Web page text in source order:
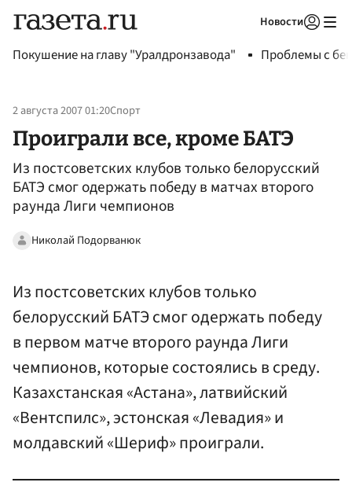
Новости
Покушение на главу "Уралдронзавода" Проблемы с
2 августа 2007 01:20Спорт
Проиграли все, кроме БАТЭ
Из постсоветских клубов только белорусский
БАТЭ смог одержать победу в матчах второго
раунда Лиги чемпионов
Николай Подорванюк
Из постсоветских клубов только
белорусский БАТЭ смог одержать победу
в первом матче второго раунда Лиги
чемпионов, которые состоялись в среду.
Казахстанская «Астана», латвийский
«Вентспилс», эстонская «Левадия» и
молдавский «Шериф» проиграли.